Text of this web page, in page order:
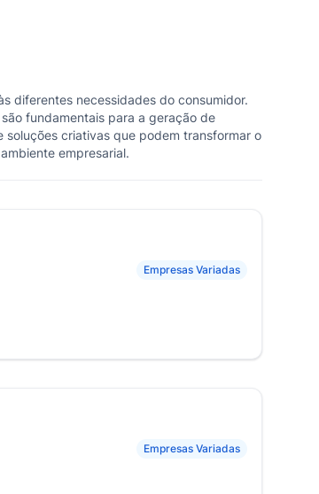
diferentes necessidades do consumidor.
fundamentais para a geração de
criativas que podem transformar o
empresarial.
Empresas Variadas
Empresas Variadas